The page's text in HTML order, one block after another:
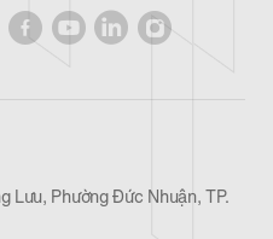
Lưu, Phường Đức Nhuận, TP.